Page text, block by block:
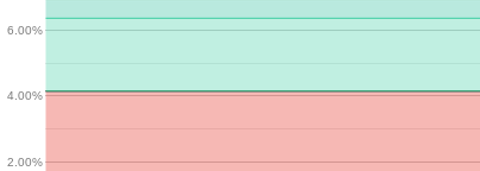
2.00%
4.00%
6.00%